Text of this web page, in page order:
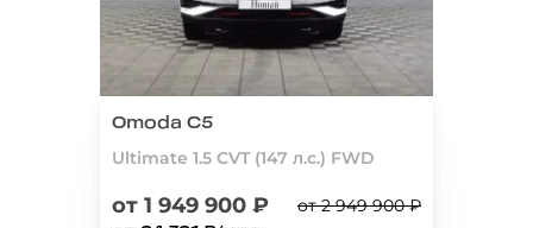
Omoda C5
Ultimate 1.5 CVT (147 л.с.) FWD
от 1 949 900 ₽ от 2 949 900 ₽